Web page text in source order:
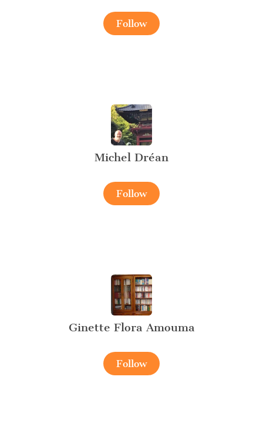
Follow
Michel Dréan
Follow
Ginette Flora Amouma
Follow